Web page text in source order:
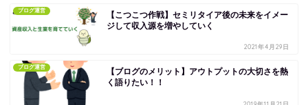
ブログ運営
【こつこつ作戦】セミリタイア後の未来をイメー
ジして収入源を増やしていく
2021年4月29日
ブログ運営
【ブログのメリット】アウトプットの大切さを熱
く語りたい！！